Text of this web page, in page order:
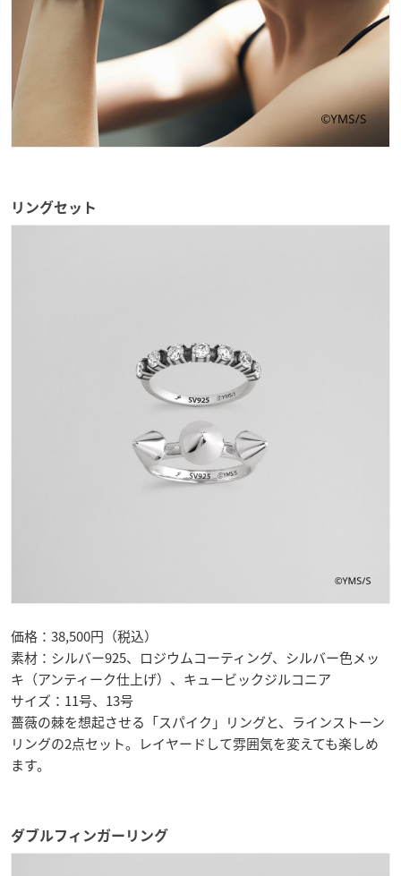
リングセット
価格：38,500円（税込）
素材：シルバー925、ロジウムコーティング、シルバー色メッ
キ（アンティーク仕上げ）、キュービックジルコニア
サイズ：11号、13号
薔薇の棘を想起させる「スパイク」リングと、ラインストーン
リングの2点セット。レイヤードして雰囲気を変えても楽しめ
ます。
ダブルフィンガーリング